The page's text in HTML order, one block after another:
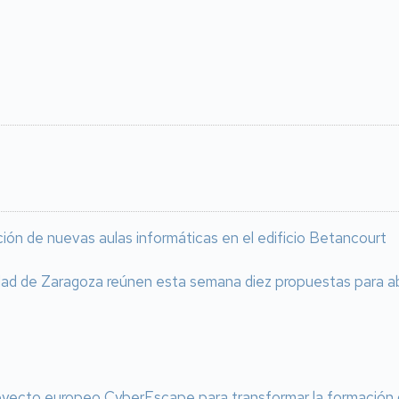
de nuevas aulas informáticas en el edificio Betancourt
de Zaragoza reúnen esta semana diez propuestas para